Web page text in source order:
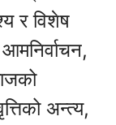
र विशेष
अन्त्य,